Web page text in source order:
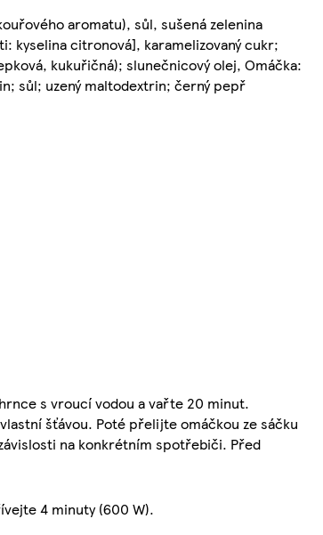
aromatu), sůl, sušená zelenina
kyselina citronová], karamelizovaný cukr;
kukuřičná); slunečnicový olej, Omáčka:
sůl; uzený maltodextrin; černý pepř
s vroucí vodou a vařte 20 minut.
šťávou. Poté přelijte omáčkou ze sáčku
na konkrétním spotřebiči. Před
4 minuty (600 W).